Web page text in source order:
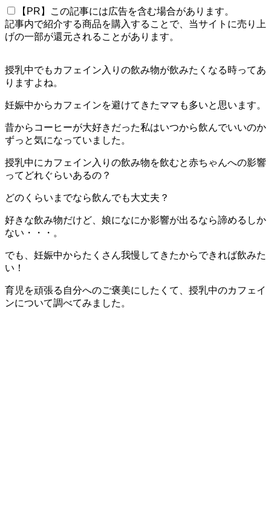
【PR】この記事には広告を含む場合があります。
記事内で紹介する商品を購入することで、当サイトに売り上
げの一部が還元されることがあります。
授乳中でもカフェイン入りの飲み物が飲みたくなる時ってあ
りますよね。
妊娠中からカフェインを避けてきたママも多いと思います。
昔からコーヒーが大好きだった私はいつから飲んでいいのか
ずっと気になっていました。
授乳中にカフェイン入りの飲み物を飲むと赤ちゃんへの影響
ってどれぐらいあるの？
どのくらいまでなら飲んでも大丈夫？
好きな飲み物だけど、娘になにか影響が出るなら諦めるしか
ない・・・。
でも、妊娠中からたくさん我慢してきたからできれば飲みた
い！
育児を頑張る自分へのご褒美にしたくて、授乳中のカフェイ
ンについて調べてみました。